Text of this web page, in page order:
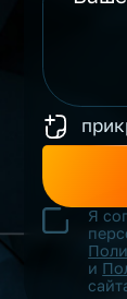
Я
и